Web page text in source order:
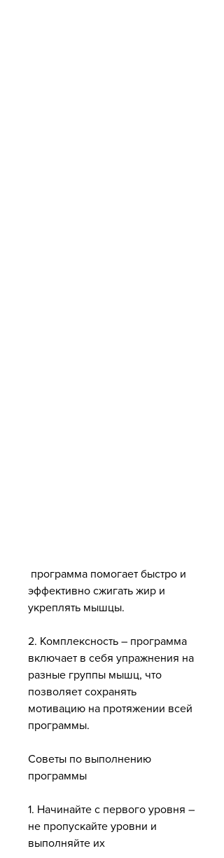
эффективно сжигать жир и
укреплять мышцы.
2. Комплексность – программа
включает в себя упражнения на
разные группы мышц, что
позволяет сохранять
мотивацию на протяжении всей
программы.
Советы по выполнению
программы
1. Начинайте с первого уровня –
не пропускайте уровни и
выполняйте их